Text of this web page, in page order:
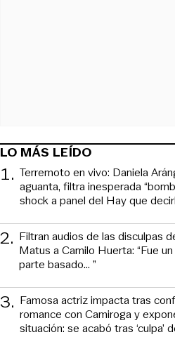
LO MÁS LEÍDO
1. Terremoto en vivo: Daniela
aguanta, filtra inesperada
shock a panel del Hay que
2. Filtran audios de las disculpas
Matus a Camilo Huerta: “Fue
parte basado... ”
3. Famosa actriz impacta tras
romance con Camiroga y
situación: se acabó tras ‘culpa’